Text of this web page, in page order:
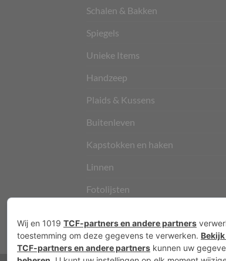
Schalen & Bakken
Spiegels
Unieke Items
Handzeep
Plaids & Kussens
Buitenleven
Kapstokken en haken
Linnen
Fotolijsten